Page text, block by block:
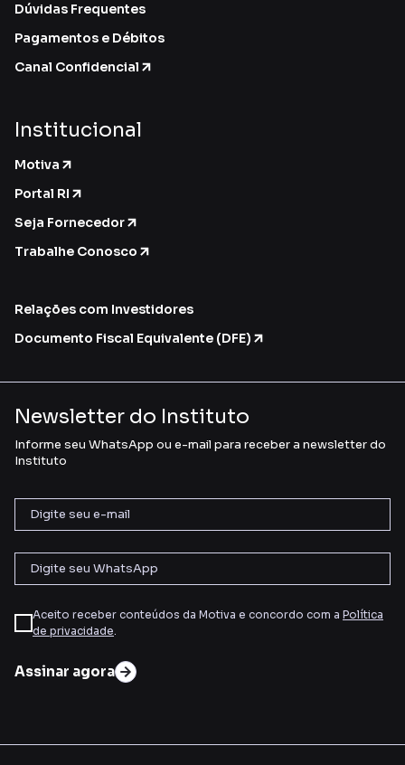
Dúvidas Frequentes
Pagamentos e Débitos
Canal Confidencial
Institucional
Motiva
Portal RI
Seja Fornecedor
Trabalhe Conosco
Relações com Investidores
Documento Fiscal Equivalente (DFE)
Newsletter do Instituto
Informe seu WhatsApp ou e-mail para receber a newsletter do
Instituto
Aceito receber conteúdos da Motiva e concordo com a Política
de privacidade.
Assinar agora